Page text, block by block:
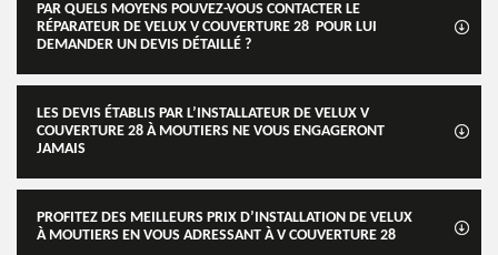
PAR QUELS MOYENS POUVEZ-VOUS CONTACTER LE
RÉPARATEUR DE VELUX V COUVERTURE 28 POUR LUI
DEMANDER UN DEVIS DÉTAILLÉ ?
LES DEVIS ÉTABLIS PAR L’INSTALLATEUR DE VELUX V
COUVERTURE 28 À MOUTIERS NE VOUS ENGAGERONT
JAMAIS
PROFITEZ DES MEILLEURS PRIX D’INSTALLATION DE VELUX
À MOUTIERS EN VOUS ADRESSANT À V COUVERTURE 28